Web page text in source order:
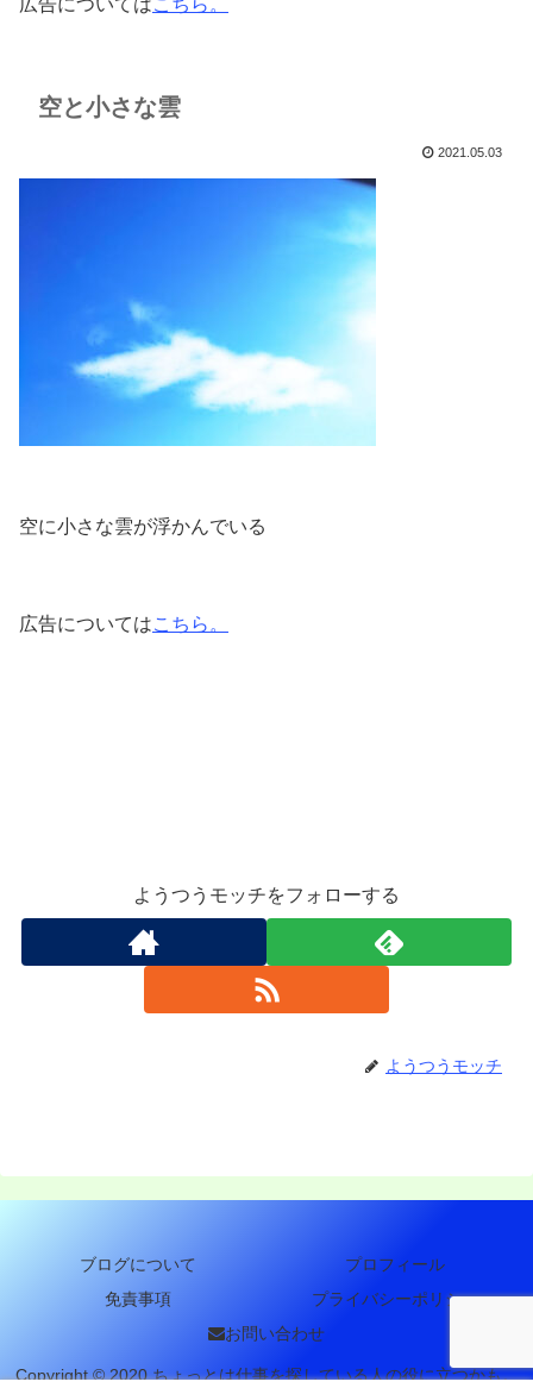
広告についてはこちら。
空と小さな雲
2021.05.03
空に小さな雲が浮かんでいる
広告についてはこちら。
ようつうモッチをフォローする
ようつうモッチ
ブログについて
プロフィール
免責事項
プライバシーポリシー
お問い合わせ
Copyright © 2020 ちょっとは仕事を探している人の役に立つかも。